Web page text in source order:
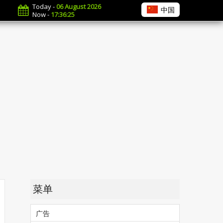
Today -06 August 2026
Now - 17:36:26 中国
菜单
广告